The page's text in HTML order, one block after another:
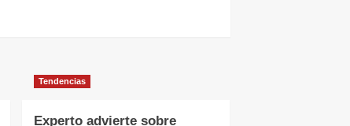
Tendencias
Experto advierte sobre